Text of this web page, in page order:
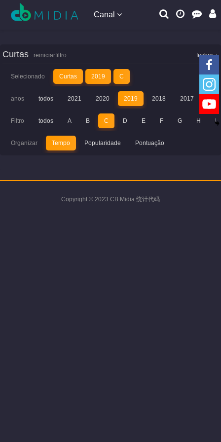
Canal
fechar
Curtas reiniciarfiltro
Selecionado Curtas 2019 C
anos todos 2021 2020 2019 2018 2017
Filtro todos A B C D E F G H I
Organizar Tempo Popularidade Pontuação
Copyright © 2023 CB Midia 统计代码